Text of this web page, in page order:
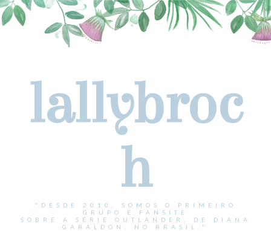
lallybroc
h
"DESDE 2010, SOMOS O PRIMEIRO
GRUPO E FANSITE
SOBRE A SÉRIE OUTLANDER, DE DIANA
GABALDON, NO BRASIL."